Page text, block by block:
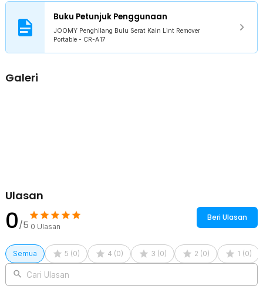
membongkar pembersih bulu hewan.
1 x JOOMY Penghilang Bulu Serat Kain Lint Remover Portable -
Buku Petunjuk Penggunaan
JOOMY Penghilang Bulu Serat Kain Lint Remover
Portable - CR-A17
Galeri
Ulasan
0/5 0 Ulasan
Beri Ulasan
Semua 5 (0) 4 (0) 3 (0) 2 (0) 1 (0)
Cari Ulasan